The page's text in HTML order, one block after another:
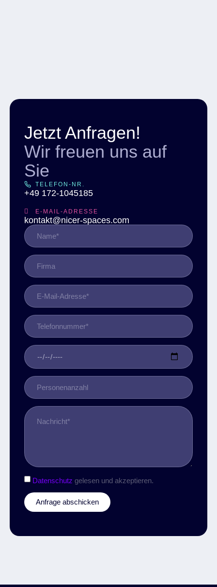
Jetzt Anfragen!
Wir freuen uns auf
Sie
TELEFON-NR.
+49 172-1045185
E-MAIL-ADRESSE
kontakt@nicer-spaces.com
Datenschutz gelesen und akzeptieren.
Anfrage abschicken